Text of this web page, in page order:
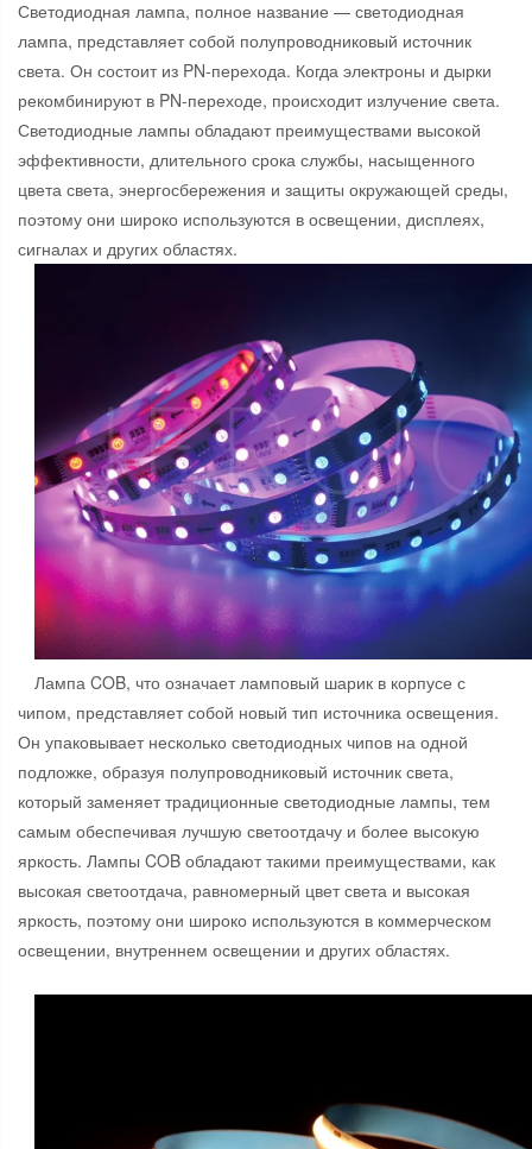
Светодиодная лампа, полное название — светодиодная
лампа, представляет собой полупроводниковый источник
света. Он состоит из PN-перехода. Когда электроны и дырки
рекомбинируют в PN-переходе, происходит излучение света.
Светодиодные лампы обладают преимуществами высокой
эффективности, длительного срока службы, насыщенного
цвета света, энергосбережения и защиты окружающей среды,
поэтому они широко используются в освещении, дисплеях,
сигналах и других областях.
Лампа COB, что означает ламповый шарик в корпусе с
чипом, представляет собой новый тип источника освещения.
Он упаковывает несколько светодиодных чипов на одной
подложке, образуя полупроводниковый источник света,
который заменяет традиционные светодиодные лампы, тем
самым обеспечивая лучшую светоотдачу и более высокую
яркость. Лампы COB обладают такими преимуществами, как
высокая светоотдача, равномерный цвет света и высокая
яркость, поэтому они широко используются в коммерческом
освещении, внутреннем освещении и других областях.